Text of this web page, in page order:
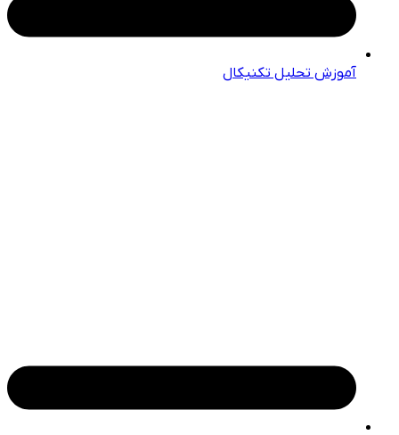
آموزش تحلیل تکنیکال